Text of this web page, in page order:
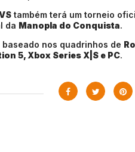
também terá um torneio
da Manopla do Conquista.
nos quadrinhos de
5, Xbox Series X|S e PC.